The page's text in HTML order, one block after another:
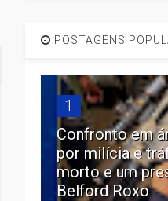
POSTAGENS
1
Confronto em
por milícia e
morto e um
Belford Roxo